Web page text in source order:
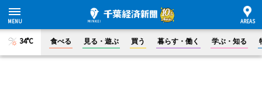
34°C 食べる 見る・遊ぶ 買う 暮らす・働く 学ぶ・知る